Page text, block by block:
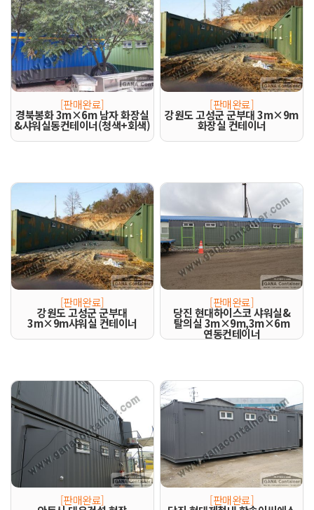
[판매완료]
경북봉화 3m×6m 남자 화장실
&샤워실동컨테이너(청색+회색)
[판매완료]
강원도 고성군 군부대 3m×9m
화장실 컨테이너
[판매완료]
강원도 고성군 군부대
3m×9m샤워실 컨테이너
[판매완료]
당진 현대하이스코 샤워실&
탈의실 3m×9m,3m×6m
연동컨테이너
[판매완료] [판매완료]